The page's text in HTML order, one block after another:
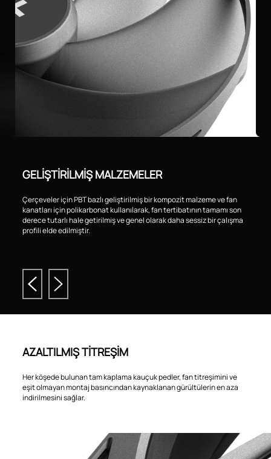
GELİŞTİRİLMİŞ MALZEMELER
Çerçeveler için PBT bazlı geliştirilmiş bir kompozit malzeme ve fan
kanatları için polikarbonat kullanılarak, fan tertibatının tamamı son
derece tutarlı hale getirilmiş ve genel olarak daha sessiz bir çalışma
profili elde edilmiştir.
AZALTILMIŞ TİTREŞİM
Her köşede bulunan tam kaplama kauçuk pedler, fan titreşimini ve
eşit olmayan montaj basıncından kaynaklanan gürültülerin en aza
indirilmesini sağlar.